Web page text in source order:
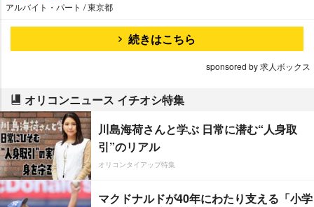
アルバイト・パート / 東京都
続きはこちら
sponsored by 求人ボックス
オリコンニュース イチオシ特集
川島海荷さんと学ぶ 日常に潜む“人身取
引”のリアル
オリコンタイアップ特集
マクドナルドが40年にわたり支える「小学